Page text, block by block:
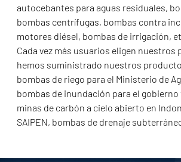
autocebantes para aguas residuales,
bombas centrífugas, bombas contra
motores diésel, bombas de irrigación,
Cada vez más usuarios eligen
hemos suministrado nuestros
bombas de riego para el Ministerio de
bombas de inundación para el
minas de carbón a cielo abierto en
SAIPEN, bombas de drenaje